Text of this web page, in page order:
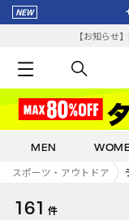
【お知らせ
MEN
スポーツ・アウトドア
161 件